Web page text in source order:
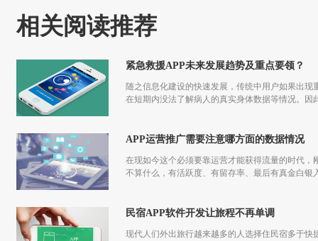
相关阅读推荐
紧急救援APP未来发展趋势及重点要领？
随之信息化建设的快速发展，传统中用户如果出
在短期内没法了解病人的真实身体数据等情况。
APP运营推广需要注意哪方面的数据情况
在现如今这个必须要靠运营才能获得流量的时代
不算什么，有活跃度、有留存率、最后有真金白
民宿APP软件开发让旅程不再单调
现代人们外出旅行越来越多的人选择住民宿多于快